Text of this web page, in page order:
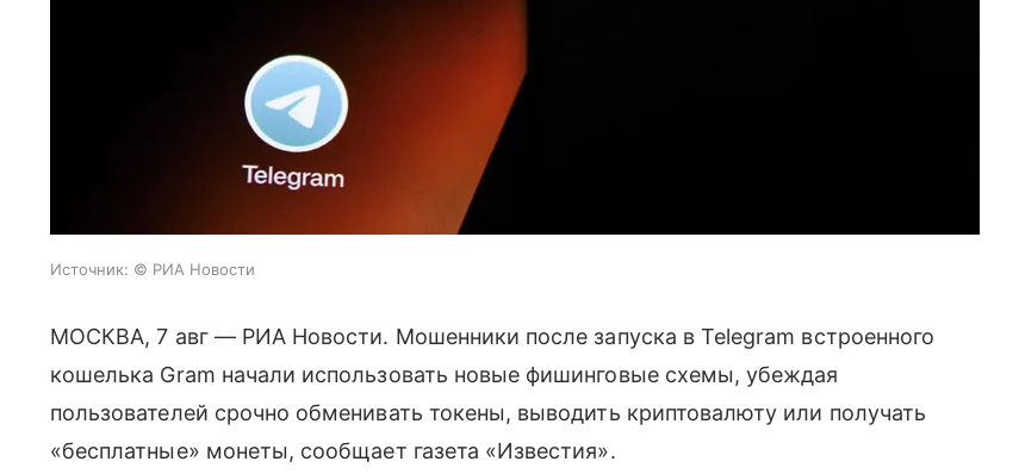
Источник: © РИА Новости
МОСКВА, 7 авг — РИА Новости. Мошенники после запуска в Telegram встроенного
кошелька Gram начали использовать новые фишинговые схемы, убеждая
пользователей срочно обменивать токены, выводить криптовалюту или получать
«бесплатные» монеты, сообщает газета «Известия».